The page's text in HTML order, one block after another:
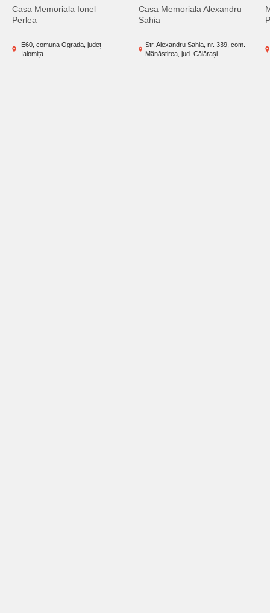
Casa Memoriala Ionel
Perlea
E60, comuna Ograda, județ
Ialomița
Casa Memoriala Alexandru
Sahia
Str. Alexandru Sahia, nr. 339, com.
Mânăstirea, jud. Călărași